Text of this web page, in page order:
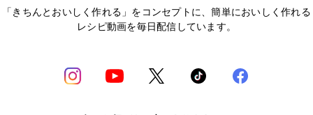
「きちんとおいしく作れる」をコンセプトに、簡単においしく作れる
レシピ動画を毎日配信しています。